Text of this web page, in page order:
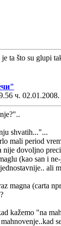
ta što su glupi
ч. 02.01.2008.
shvatih..."...
mali period
nije dovoljno
(kao san i
ali
magna (carta
kažemo "na